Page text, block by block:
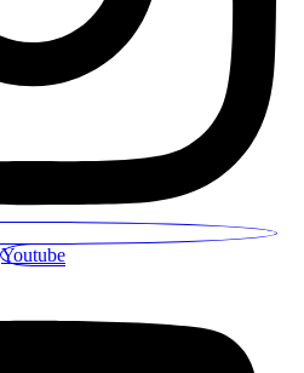
Youtube